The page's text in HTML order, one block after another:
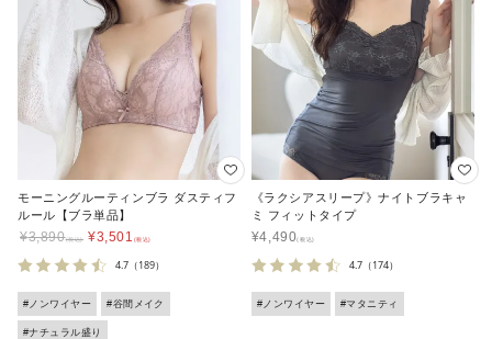
モーニングルーティンブラ ダスティフ
ルール【ブラ単品】
¥3,890 ¥3,501
4.7 （189）
#ノンワイヤー #谷間メイク
#ナチュラル盛り
《ラクシアスリープ》ナイトブラキャ
ミ フィットタイプ
¥4,490
4.7（174）
#ノンワイヤー #マタニティ